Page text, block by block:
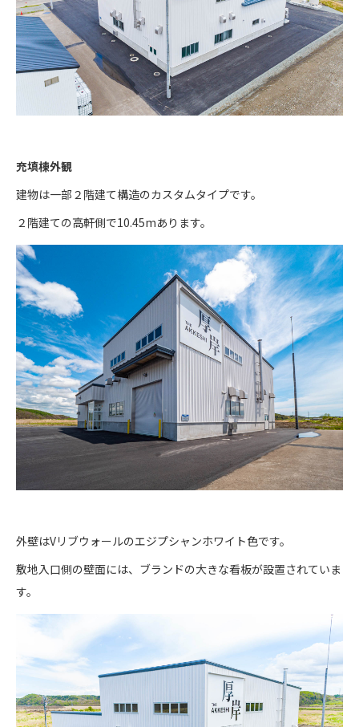
充填棟外観
建物は一部２階建て構造のカスタムタイプです。
２階建ての高軒側で10.45mあります。
外壁はVリブウォールのエジプシャンホワイト色です。
敷地入口側の壁面には、ブランドの大きな看板が設置されていま
す。